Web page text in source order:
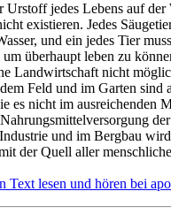
Urstoff jedes Lebens auf
existieren. Jedes
und ein jedes Tier
überhaupt leben zu
Landwirtschaft nicht
Feld und im Garten sind
es nicht im ausreichenden
und im Bergbau
der Quell aller
Text lesen und hören bei